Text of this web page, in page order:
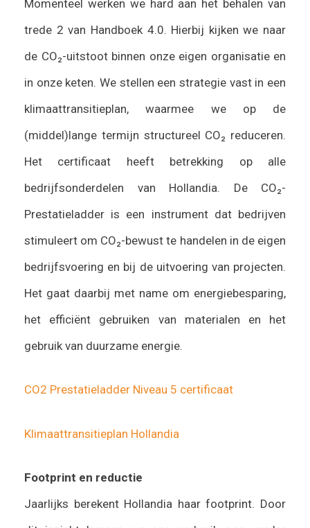
Momenteel werken we hard aan het behalen van
trede 2 van Handboek 4.0. Hierbij kijken we naar
de CO₂-uitstoot binnen onze eigen organisatie en
in onze keten. We stellen een strategie vast in een
klimaattransitieplan, waarmee we op de
(middel)lange termijn structureel CO₂ reduceren.
Het certificaat heeft betrekking op alle
bedrijfsonderdelen van Hollandia. De CO₂-
Prestatieladder is een instrument dat bedrijven
stimuleert om CO₂-bewust te handelen in de eigen
bedrijfsvoering en bij de uitvoering van projecten.
Het gaat daarbij met name om energiebesparing,
het efficiënt gebruiken van materialen en het
gebruik van duurzame energie.
CO2 Prestatieladder Niveau 5 certificaat
Klimaattransitieplan Hollandia
Footprint en reductie
Jaarlijks berekent Hollandia haar footprint. Door